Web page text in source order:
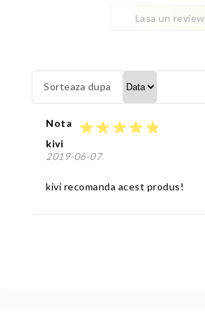
Lasa un review
Sorteaza dupa
Nota starstarstarstarstar
kivi
2019-06-07
kivi recomanda acest produs!